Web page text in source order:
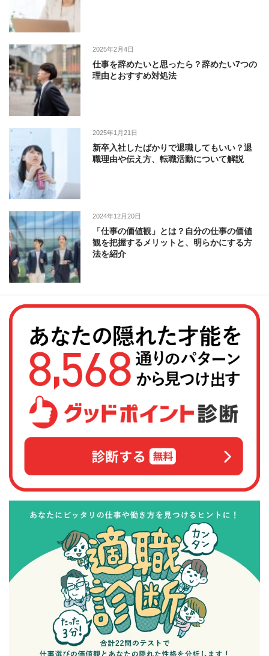
2025年2月4日
仕事を辞めたいと思ったら？辞めたい7つの
理由とおすすめ対処法
2025年1月21日
新卒入社したばかりで退職してもいい？退
職理由や伝え方、転職活動について解説
2024年12月20日
「仕事の価値観」とは？自分の仕事の価値
観を把握するメリットと、明らかにする方
法を紹介